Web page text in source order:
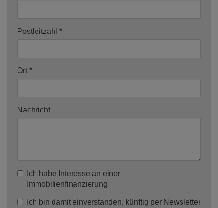
Postleitzahl
Ort
Nachricht
Ich habe Interesse an einer
Immobilienfinanzierung
Ich bin damit einverstanden, künftig per Newsletter